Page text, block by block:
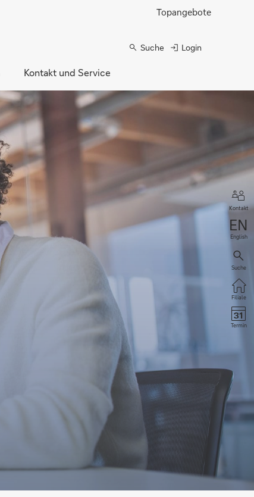
Topangebote
Suche Login
Kontakt und Service
Kontakt
English
Suche
Filiale
Termin